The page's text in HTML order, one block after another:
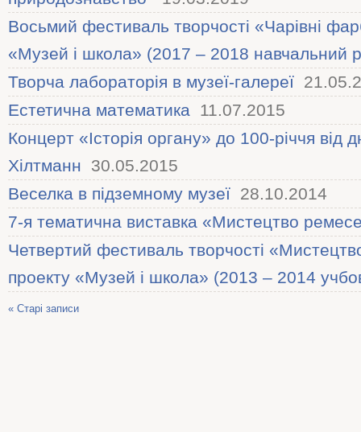
Восьмий фестиваль творчості «Чарівні
«Музей і школа» (2017 – 2018 навчальний
Творча лабораторія в музеї-галереї
Естетична математика 11.07.2015
Концерт «Історія органу» до 100-річчя від
Хілтманн 30.05.2015
Веселка в підземному музеї 28.10.2014
7-я тематична виставка «Мистецтво
Четвертий фестиваль творчості
проекту «Музей і школа» (2013 – 2014
« Старі записи